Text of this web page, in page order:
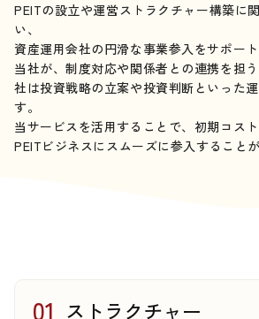
PEITの設立や運営ストラクチャー構築に
い、
資産運用会社の円滑な事業参入をサポート
当社が、制度対応や関係者との連携を担
社は投資戦略の立案や投資判断といった
す。
当サービスを活用することで、初期コス
PEITビジネスにスムーズに参入することが
ストラクチャー